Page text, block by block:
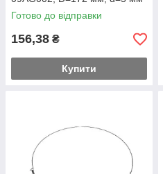
(внутрішіній)
Готово до відправки
156,38 ₴
Купити